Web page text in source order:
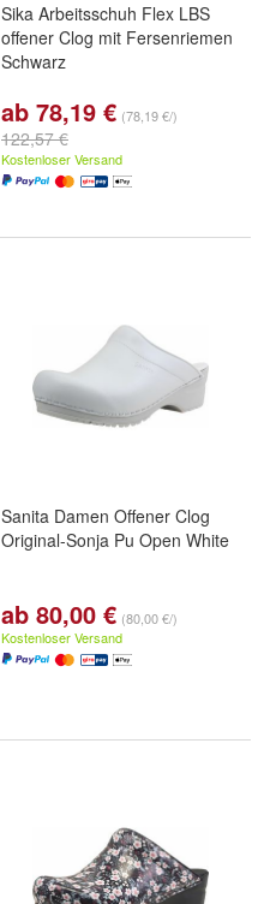
Sika Arbeitsschuh Flex LBS
offener Clog mit Fersenriemen
Schwarz
ab 78,19 € (78,19 €/)
122,57 €
Kostenloser Versand
Sanita Damen Offener Clog
Original-Sonja Pu Open White
ab 80,00 € (80,00 €/)
Kostenloser Versand